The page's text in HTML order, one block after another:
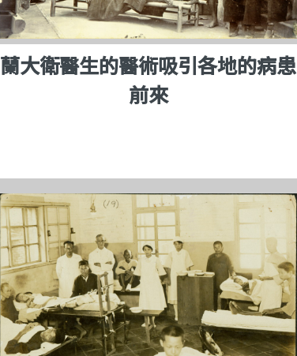
蘭大衛醫生的醫術吸引各地的病患
前來